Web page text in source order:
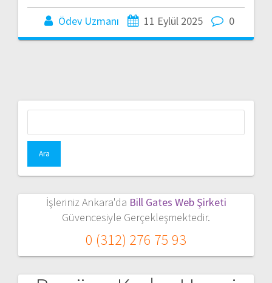
Ödev Uzmanı 11 Eylül 2025 0
İşleriniz Ankara'da Bill Gates Web Şirketi
Güvencesiyle Gerçekleşmektedir.
0 (312) 276 75 93